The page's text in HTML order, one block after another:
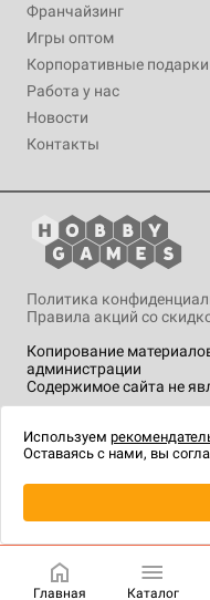
Франчайзинг
Игры оптом
Корпоративные подарки
Работа у нас
Новости
Контакты
Копирование
администрации
Содержимое сайта не
Политика
Правила акций со
технологии.
Главная Каталог
Используем
Оставаясь с нами, вы